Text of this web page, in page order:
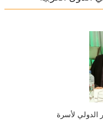
الدولي لأسرة